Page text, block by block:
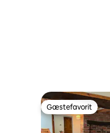
Gæstefavorit
Gæstefavorit